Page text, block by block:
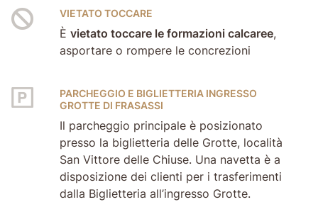
VIETATO TOCCARE
È vietato toccare le formazioni calcaree,
asportare o rompere le concrezioni
PARCHEGGIO E BIGLIETTERIA INGRESSO
GROTTE DI FRASASSI
Il parcheggio principale è posizionato
presso la biglietteria delle Grotte, località
San Vittore delle Chiuse. Una navetta è a
disposizione dei clienti per i trasferimenti
dalla Biglietteria all’ingresso Grotte.